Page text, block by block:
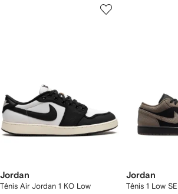
Jordan
Tênis Air Jordan 1 KO Low
Jordan
Tênis 1 Low SE